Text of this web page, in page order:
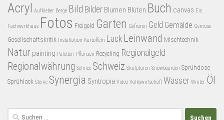
Acryl Aufkleber Berge Bild Bilder Blumen Blüten Buch canvas Eis
Fachwerkhaus Fotos Freigeld Garten Gefroren Geld Gemälde Gemüse
Gesellschaftskritik Installation Kartoffeln Lack Leinwand Mischtechnik
Natur painting Paletten Pflanzen Recycling Regionalgeld
Regionalwährung Schnee Schweiz Skulpturen Snowboarden Sprühdose
Sprühlack Steine Synergia Syntropia Video Volkswirtschaft Wasser Winter Öl
Suchen